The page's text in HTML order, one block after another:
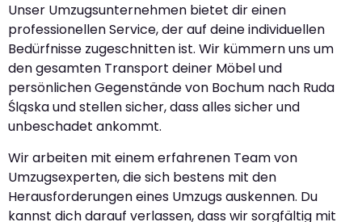
Unser Umzugsunternehmen bietet dir einen
professionellen Service, der auf deine individuellen
Bedürfnisse zugeschnitten ist. Wir kümmern uns um
den gesamten Transport deiner Möbel und
persönlichen Gegenstände von Bochum nach Ruda
Śląska und stellen sicher, dass alles sicher und
unbeschadet ankommt.
Wir arbeiten mit einem erfahrenen Team von
Umzugsexperten, die sich bestens mit den
Herausforderungen eines Umzugs auskennen. Du
kannst dich darauf verlassen, dass wir sorgfältig mit